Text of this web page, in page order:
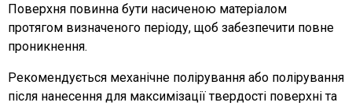
Поверхня повинна бути насиченою матеріалом
протягом визначеного періоду, щоб забезпечити повне
проникнення.
Рекомендується механічне полірування або полірування
після нанесення для максимізації твердості поверхні та